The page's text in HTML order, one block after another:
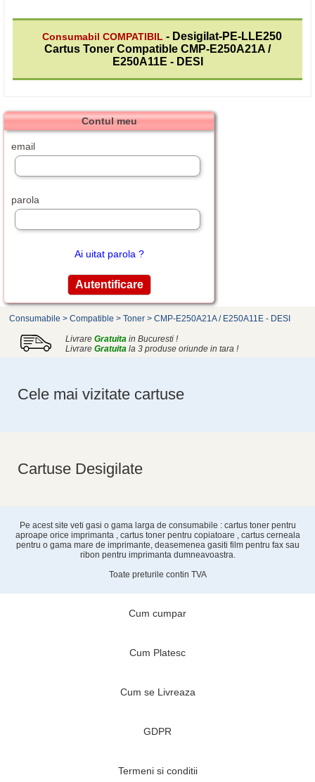
Consumabil COMPATIBIL - Desigilat-PE-LLE250
Cartus Toner Compatible CMP-E250A21A /
E250A11E - DESI
Contul meu
email
parola
Ai uitat parola ?
Consumabile > Compatible > Toner > CMP-E250A21A / E250A11E - DESI
Livrare Gratuita in Bucuresti !
Livrare Gratuita la 3 produse oriunde in tara !
Cele mai vizitate cartuse
Cartuse Desigilate
Pe acest site veti gasi o gama larga de consumabile : cartus toner pentru
aproape orice imprimanta , cartus toner pentru copiatoare , cartus cerneala
pentru o gama mare de imprimante, deasemenea gasiti film pentru fax sau
ribon pentru imprimanta dumneavoastra.
Toate preturile contin TVA
Cum cumpar
Cum Platesc
Cum se Livreaza
GDPR
Termeni si conditii